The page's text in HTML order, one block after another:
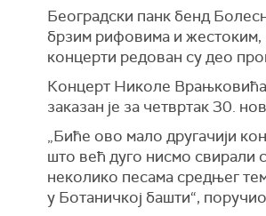
Београдски панк бенд
брзим рифовима и жестоким,
концерти редован су део
Концерт Николе
заказан је за четвртак 30.
„Биће ово мало другачији
што већ дуго нисмо свирали
неколико песама средњег
у Ботаничкој башти“,